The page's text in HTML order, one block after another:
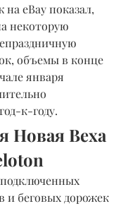
eBay показал,
некоторую
объемы в конце
января
к-году.
Новая Веха
и беговых дорожек